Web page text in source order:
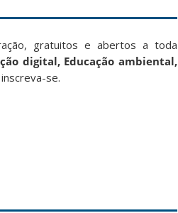
gratuitos e abertos a toda
digital, Educação ambiental,
se.